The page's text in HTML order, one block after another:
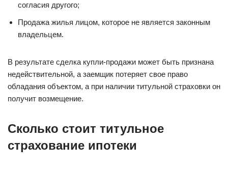
согласия другого;
Продажа жилья лицом, которое не является законным
владельцем.
В результате сделка купли-продажи может быть признана
недействительной, а заемщик потеряет свое право
обладания объектом, а при наличии титульной страховки он
получит возмещение.
Сколько стоит титульное
страхование ипотеки